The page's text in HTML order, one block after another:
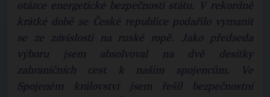
otázce energetické bezpečnosti státu. V rekordně
krátké době se České republice podařilo vymanit
se ze závislosti na ruské ropě. Jako předseda
výboru jsem absolvoval na dvě desítky
zahraničních cest k našim spojencům. Ve
Spojeném království jsem řešil bezpečnostní